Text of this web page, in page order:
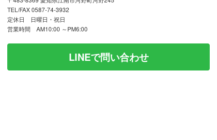
TEL/FAX 0587-74-3932
定休日 日曜日・祝日
営業時間 AM10:00 ～PM6:00
LINEで問い合わせ